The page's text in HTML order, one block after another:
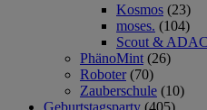
Kosmos (23)
moses. (104)
Scout & ADAC
PhänoMint (26)
Roboter (70)
Zauberschule (10)
Geburtstagsparty (405)